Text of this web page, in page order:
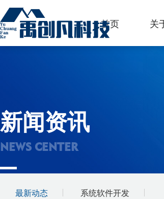
首页 关
新闻资讯
NEWS CENTER
最新动态 系统软件开发